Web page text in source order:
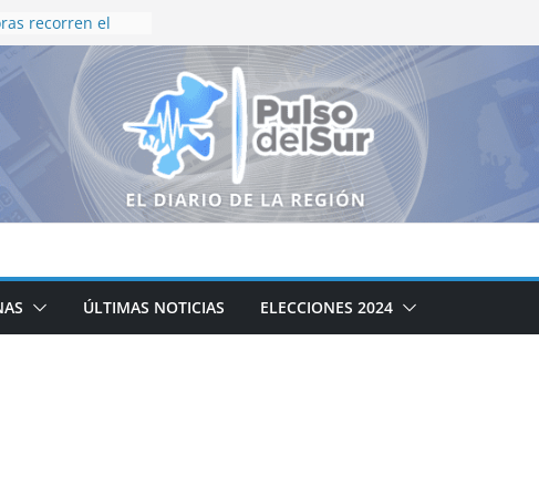
recorren el
en
en vida
de 40 pasajeros
en el
con
en el callejón
deja 16
de Zacatecas
Niñas, Niños
ÚLTIMAS NOTICIAS ELECCIONES 2024